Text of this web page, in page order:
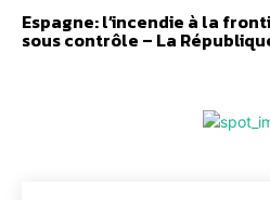
Espagne: l’incendie à la
sous contrôle – La